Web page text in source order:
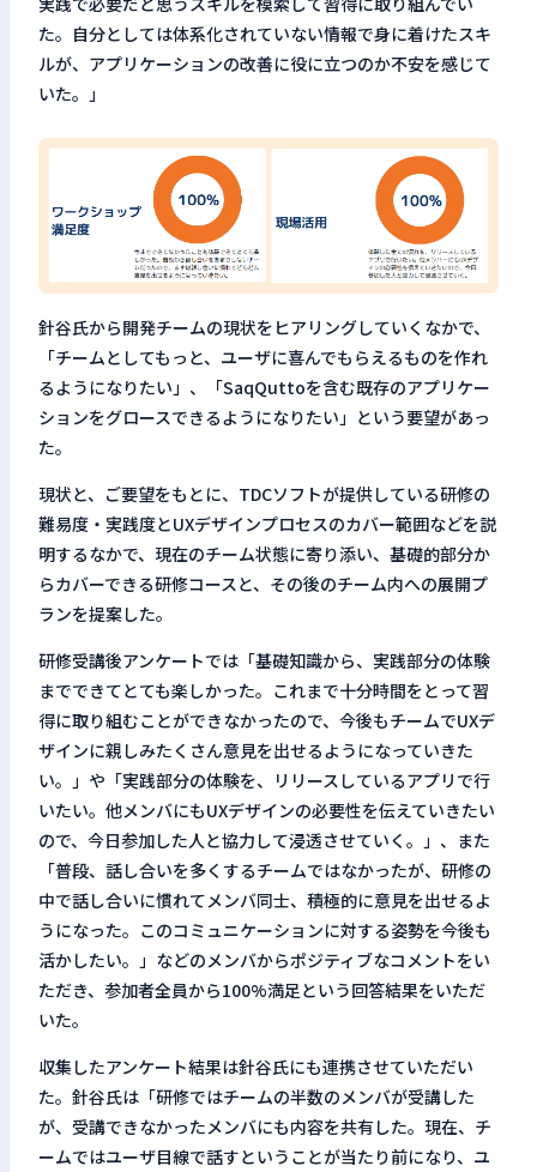
た。自分としては体系化されていない情報で身に着けたスキ
ルが、アプリケーションの改善に役に立つのか不安を感じて
いた。」
針谷氏から開発チームの現状をヒアリングしていくなかで、
「チームとしてもっと、ユーザに喜んでもらえるものを作れ
るようになりたい」、「SaqQuttoを含む既存のアプリケー
ションをグロースできるようになりたい」という要望があっ
た。
現状と、ご要望をもとに、TDCソフトが提供している研修の
難易度・実践度とUXデザインプロセスのカバー範囲などを説
明するなかで、現在のチーム状態に寄り添い、基礎的部分か
らカバーできる研修コースと、その後のチーム内への展開プ
ランを提案した。
研修受講後アンケートでは「基礎知識から、実践部分の体験
までできてとても楽しかった。これまで十分時間をとって習
得に取り組むことができなかったので、今後もチームでUXデ
ザインに親しみたくさん意見を出せるようになっていきた
い。」や「実践部分の体験を、リリースしているアプリで行
いたい。他メンバにもUXデザインの必要性を伝えていきたい
ので、今日参加した人と協力して浸透させていく。」、また
「普段、話し合いを多くするチームではなかったが、研修の
中で話し合いに慣れてメンバ同士、積極的に意見を出せるよ
うになった。このコミュニケーションに対する姿勢を今後も
活かしたい。」などのメンバからポジティブなコメントをい
ただき、参加者全員から100%満足という回答結果をいただ
いた。
収集したアンケート結果は針谷氏にも連携させていただい
た。針谷氏は「研修ではチームの半数のメンバが受講した
が、受講できなかったメンバにも内容を共有した。現在、チ
ームではユーザ目線で話すということが当たり前になり、ユ